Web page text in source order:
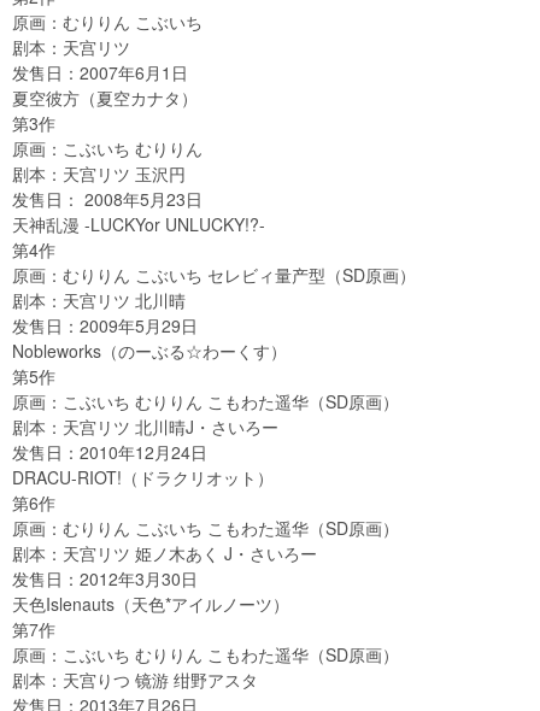
原画：むりりん こぶいち
剧本：天宫リツ
发售日：2007年6月1日
夏空彼方（夏空カナタ）
第3作
原画：こぶいち むりりん
剧本：天宫リツ 玉沢円
发售日： 2008年5月23日
天神乱漫 -LUCKYor UNLUCKY!?-
第4作
原画：むりりん こぶいち セレビィ量产型（SD原画）
剧本：天宫リツ 北川晴
发售日：2009年5月29日
Nobleworks （のーぶる☆わーくす）
第5作
原画：こぶいち むりりん こもわた遥华（SD原画）
剧本：天宫リツ 北川晴J ・ さいろー
发售日：2010年12月24日
DRACU-RIOT! （ドラクリオット）
第6作
原画：むりりん こぶいち こもわた遥华（SD原画）
剧本：天宫リツ 姫ノ木あく J ・ さいろー
发售日：2012年3月30日
天色Islenauts（天色*アイルノーツ）
第7作
原画：こぶいち むりりん こもわた遥华（SD原画）
剧本：天宫りつ 镜游 绀野アスタ
发售日：2013年7月26日